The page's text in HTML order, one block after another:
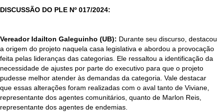
DISCUSSÃO DO PLE Nº 017/2024:
Vereador Idailton Galeguinho (UB): Durante seu discurso, destacou
a origem do projeto naquela casa legislativa e abordou a provocação
feita pelas lideranças das categorias. Ele ressaltou a identificação da
necessidade de ajustes por parte do executivo para que o projeto
pudesse melhor atender às demandas da categoria. Vale destacar
que essas alterações foram realizadas com o aval tanto de Viviane,
representante dos agentes comunitários, quanto de Marlon Reis,
representante dos agentes de endemias.